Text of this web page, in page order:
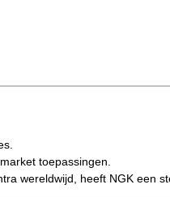
toepassingen.
wereldwijd, heeft NGK een